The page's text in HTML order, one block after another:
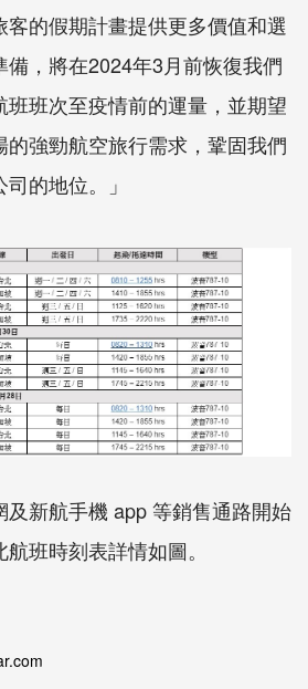
的假期計畫提供更多價值和選
，將在2024年3月前恢復我們
班次至疫情前的運量，並期望
強勁航空旅行需求，鞏固我們
的地位。」
新航手機 app 等銷售通路開始
班時刻表詳情如圖。